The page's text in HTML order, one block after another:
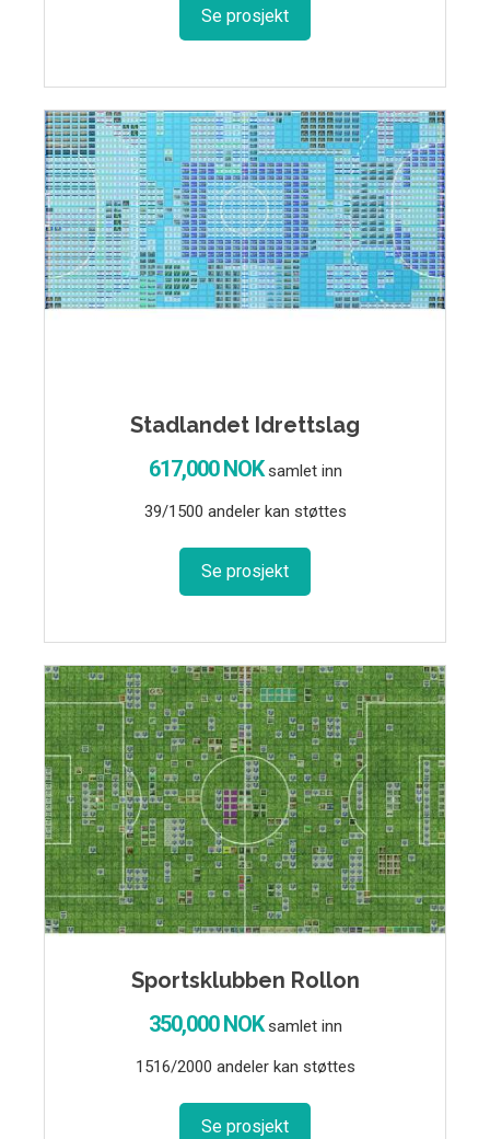
Se prosjekt
Stadlandet Idrettslag
617,000 NOKsamlet inn
39/1500 andeler kan støttes
Se prosjekt
Sportsklubben Rollon
350,000 NOKsamlet inn
1516/2000 andeler kan støttes
Se prosjekt